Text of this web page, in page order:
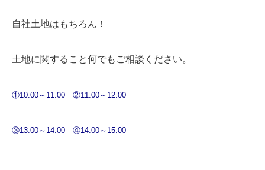
自社土地はもちろん！
土地に関すること何でもご相談ください。
①10:00～11:00 ②11:00～12:00
③13:00～14:00 ④14:00～15:00